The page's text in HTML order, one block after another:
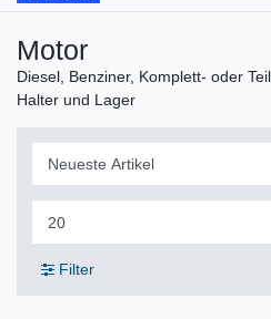
Motor
Diesel, Benziner, Komplett- oder
Halter und Lager
Filter